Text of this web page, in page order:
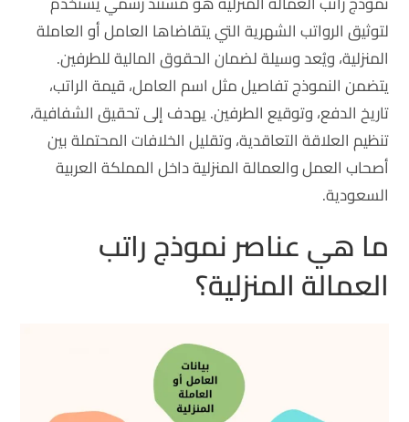
لتوثيق الرواتب الشهرية التي يتقاضاها العامل أو العاملة
المنزلية، ويُعد وسيلة لضمان الحقوق المالية للطرفين.
يتضمن النموذج تفاصيل مثل اسم العامل، قيمة الراتب،
تاريخ الدفع، وتوقيع الطرفين. يهدف إلى تحقيق الشفافية،
تنظيم العلاقة التعاقدية، وتقليل الخلافات المحتملة بين
أصحاب العمل والعمالة المنزلية داخل المملكة العربية
السعودية.
ما هي عناصر نموذج راتب
العمالة المنزلية؟